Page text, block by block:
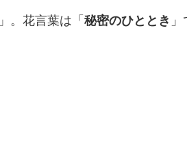
。花言葉は「 秘密のひととき 」